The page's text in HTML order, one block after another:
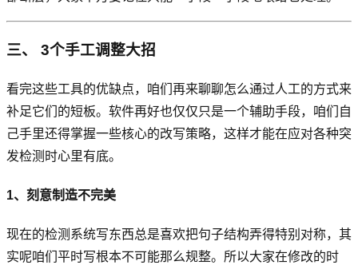
三、 3个手工调整大招
看完这些工具的优缺点，咱们再来聊聊怎么通过人工的方式来
补足它们的短板。软件再好也仅仅只是一个辅助手段，咱们自
己手里还得掌握一些核心的改写策略，这样才能在应对各种突
发检测时心里有底。
1、刻意制造不完美
现在的检测系统写东西总是喜欢把句子结构弄得特别对称，其
实呢咱们平时写根本不可能那么规整。所以大家在修改的时